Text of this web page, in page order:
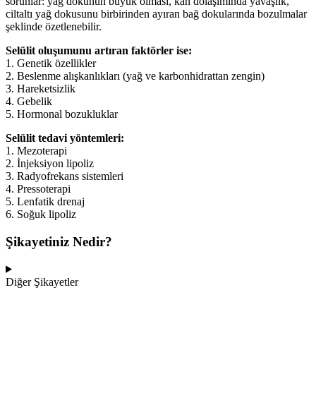
ciltaltı yağ dokusunu birbirinden ayıran bağ dokularında bozulmalar
şeklinde özetlenebilir.
Selülit oluşumunu artıran faktörler ise:
1. Genetik özellikler
2. Beslenme alışkanlıkları (yağ ve karbonhidrattan zengin)
3. Hareketsizlik
4. Gebelik
5. Hormonal bozukluklar
Selülit tedavi yöntemleri:
1. Mezoterapi
2. İnjeksiyon lipoliz
3. Radyofrekans sistemleri
4. Pressoterapi
5. Lenfatik drenaj
6. Soğuk lipoliz
Şikayetiniz Nedir?
Diğer Şikayetler